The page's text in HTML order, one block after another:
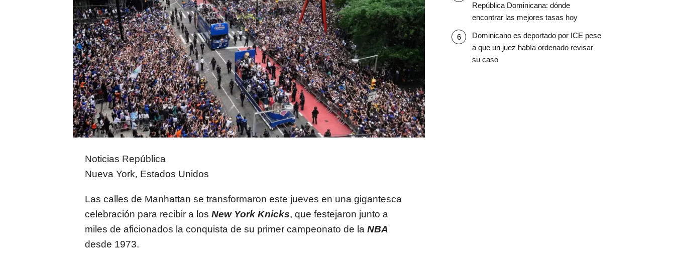
Noticias República
Nueva York, Estados Unidos
Las calles de Manhattan se transformaron este jueves en una gigantesca
celebración para recibir a los New York Knicks, que festejaron junto a
miles de aficionados la conquista de su primer campeonato de la NBA
desde 1973.
República Dominicana: dónde
encontrar las mejores tasas hoy
Dominicano es deportado por ICE pese
a que un juez había ordenado revisar
su caso